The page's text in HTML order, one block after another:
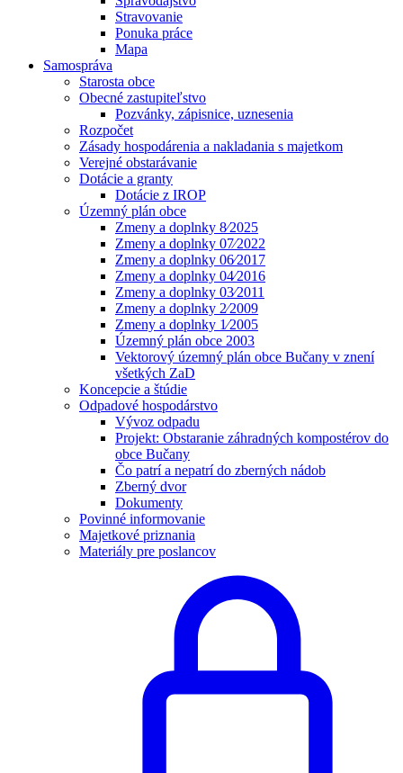
Stravovanie
Ponuka práce
Mapa
Samospráva
Starosta obce
Obecné zastupiteľstvo
Pozvánky, zápisnice, uznesenia
Rozpočet
Zásady hospodárenia a nakladania s majetkom
Verejné obstarávanie
Dotácie a granty
Dotácie z IROP
Územný plán obce
Zmeny a doplnky 8⁄2025
Zmeny a doplnky 07⁄2022
Zmeny a doplnky 06⁄2017
Zmeny a doplnky 04⁄2016
Zmeny a doplnky 03⁄2011
Zmeny a doplnky 2⁄2009
Zmeny a doplnky 1⁄2005
Územný plán obce 2003
Vektorový územný plán obce Bučany v znení
všetkých ZaD
Koncepcie a štúdie
Odpadové hospodárstvo
Vývoz odpadu
Projekt: Obstaranie záhradných kompostérov do
obce Bučany
Čo patrí a nepatrí do zberných nádob
Zberný dvor
Dokumenty
Povinné informovanie
Majetkové priznania
Materiály pre poslancov